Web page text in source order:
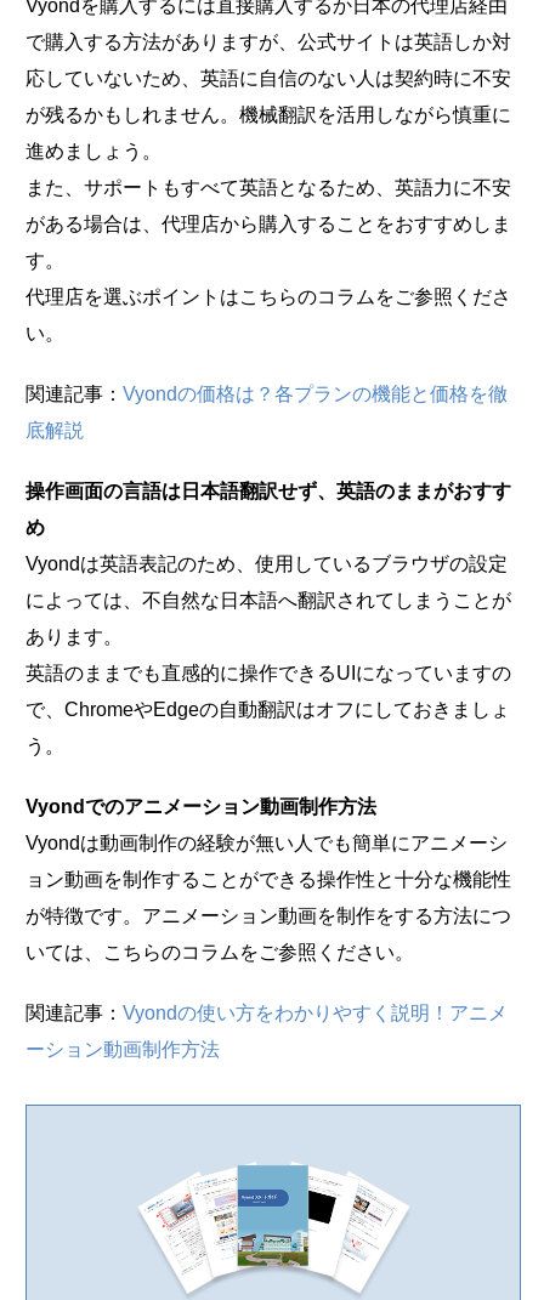
Vyondを購入するには直接購入するか日本の代理店経由
で購入する方法がありますが、公式サイトは英語しか対
応していないため、英語に自信のない人は契約時に不安
が残るかもしれません。機械翻訳を活用しながら慎重に
進めましょう。
また、サポートもすべて英語となるため、英語力に不安
がある場合は、代理店から購入することをおすすめしま
す。
代理店を選ぶポイントはこちらのコラムをご参照くださ
い。
関連記事： Vyondの価格は？各プランの機能と価格を徹
底解説
操作画面の言語は日本語翻訳せず、英語のままがおすす
め
Vyondは英語表記のため、使用しているブラウザの設定
によっては、不自然な日本語へ翻訳されてしまうことが
あります。
英語のままでも直感的に操作できるUIになっていますの
で、ChromeやEdgeの自動翻訳はオフにしておきましょ
う。
Vyondでのアニメーション動画制作方法
Vyondは動画制作の経験が無い人でも簡単にアニメーシ
ョン動画を制作することができる操作性と十分な機能性
が特徴です。アニメーション動画を制作をする方法につ
いては、こちらのコラムをご参照ください。
関連記事： Vyondの使い方をわかりやすく説明！アニメ
ーション動画制作方法